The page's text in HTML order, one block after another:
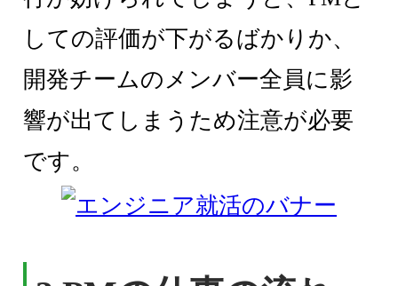
しての評価が下がるばかりか、
開発チームのメンバー全員に影
響が出てしまうため注意が必要
です。